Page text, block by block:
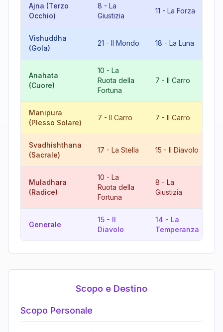
Ajna (Terzo
Occhio)
8 - La
Giustizia
11 - La Forza
Vishuddha
(Gola)
21 - Il Mondo 18 - La Luna
Anahata
(Cuore)
10 - La
Ruota della
Fortuna
7 - Il Carro
Manipura
(Plesso Solare)
7 - Il Carro 7 - Il Carro
Svadhishthana
(Sacrale)
17 - La Stella 15 - Il Diavolo
Muladhara
(Radice)
10 - La
Ruota della
Fortuna
8 - La
Giustizia
Generale
15 - Il
Diavolo
14 - La
Temperanza
Scopo e Destino
Scopo Personale